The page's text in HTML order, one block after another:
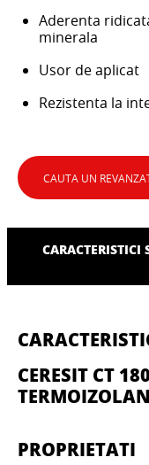
Aderenta
minerala
Usor de aplicat
Rezistenta la
CAUTA UN
CARACTERISTICI
CERESIT CT
PROPRIETATI